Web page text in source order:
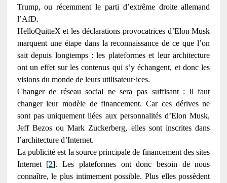
Trump, ou récemment le parti d’extrême droite allemand
l’AfD.
HelloQuitteX et les déclarations provocatrices d’Elon Musk
marquent une étape dans la reconnaissance de ce que l’on
sait depuis longtemps : les plateformes et leur architecture
ont un effet sur les contenus qui s’y échangent, et donc les
visions du monde de leurs utilisateur·ices.
Changer de réseau social ne sera pas suffisant : il faut
changer leur modèle de financement. Car ces dérives ne
sont pas uniquement liées aux personnalités d’Elon Musk,
Jeff Bezos ou Mark Zuckerberg, elles sont inscrites dans
l’architecture d’Internet.
La publicité est la source principale de financement des sites
Internet [2]. Les plateformes ont donc besoin de nous
connaître, le plus intimement possible. Plus elles possèdent